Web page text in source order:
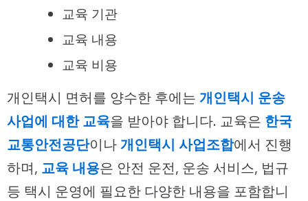
교육 기관
교육 내용
교육 비용
개인택시 면허를 양수한 후에는 개인택시 운송
사업에 대한 교육을 받아야 합니다. 교육은 한국
교통안전공단이나개인택시 사업조합에서 진행
하며, 교육 내용은 안전 운전, 운송 서비스, 법규
등 택시 운영에 필요한 다양한 내용을 포함합니